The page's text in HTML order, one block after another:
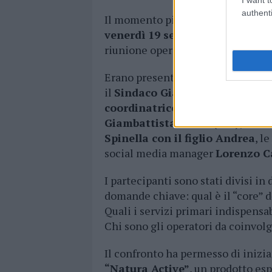
Il momento più rilevante della
venerdì 19 settembre presso il
riunione operativa che ha preso
Erano presenti i consulenti di
il Sindaco Gian Mario Mamia
coordinatrice dell’Ufficio
Giambattista Addis (IAT), il
Spinella con il figlio Andrea,
social media managerLorenzo
I partecipanti sono stati divisi in
domande chiave: qual è il
Quali i servizi primari
Chi sono gli operatori da
Il confronto ha permesso di
“Natura Active”, un prodotto